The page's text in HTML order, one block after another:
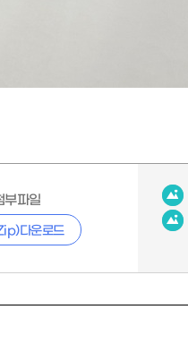
부파일
다운로드